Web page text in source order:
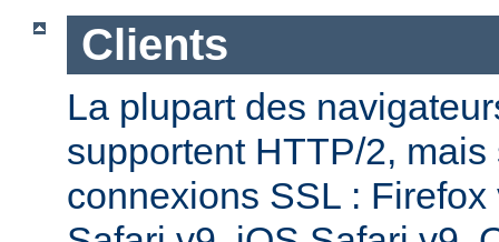
Clients
La plupart des
supportent HTTP/2,
connexions SSL :